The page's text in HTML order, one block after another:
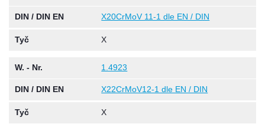
DIN / DIN EN X20CrMoV 11-1 dle EN / DIN
Tyč X
W. - Nr. 1.4923
DIN / DIN EN X22CrMoV12-1 dle EN / DIN
Tyč X